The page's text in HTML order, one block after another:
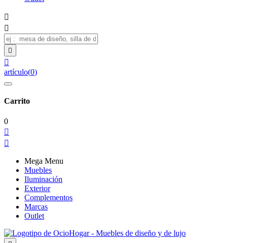




artículo(0)
Carrito
0


Mega Menu
Muebles
Iluminación
Exterior
Complementos
Marcas
Outlet